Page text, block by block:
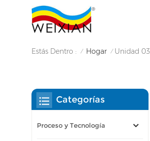
Estás Dentro : / Hogar / Unidad
Categorías
Proceso y Tecnología